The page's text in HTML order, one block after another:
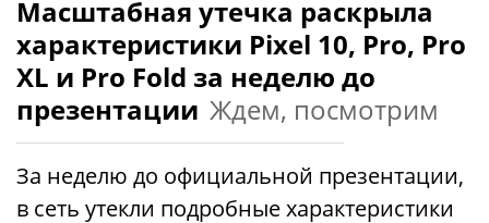
Масштабная утечка раскрыла
характеристики Pixel 10, Pro, Pro
XL и Pro Fold за неделю до
презентации Ждем, посмотрим
За неделю до официальной презентации,
в сеть утекли подробные характеристики